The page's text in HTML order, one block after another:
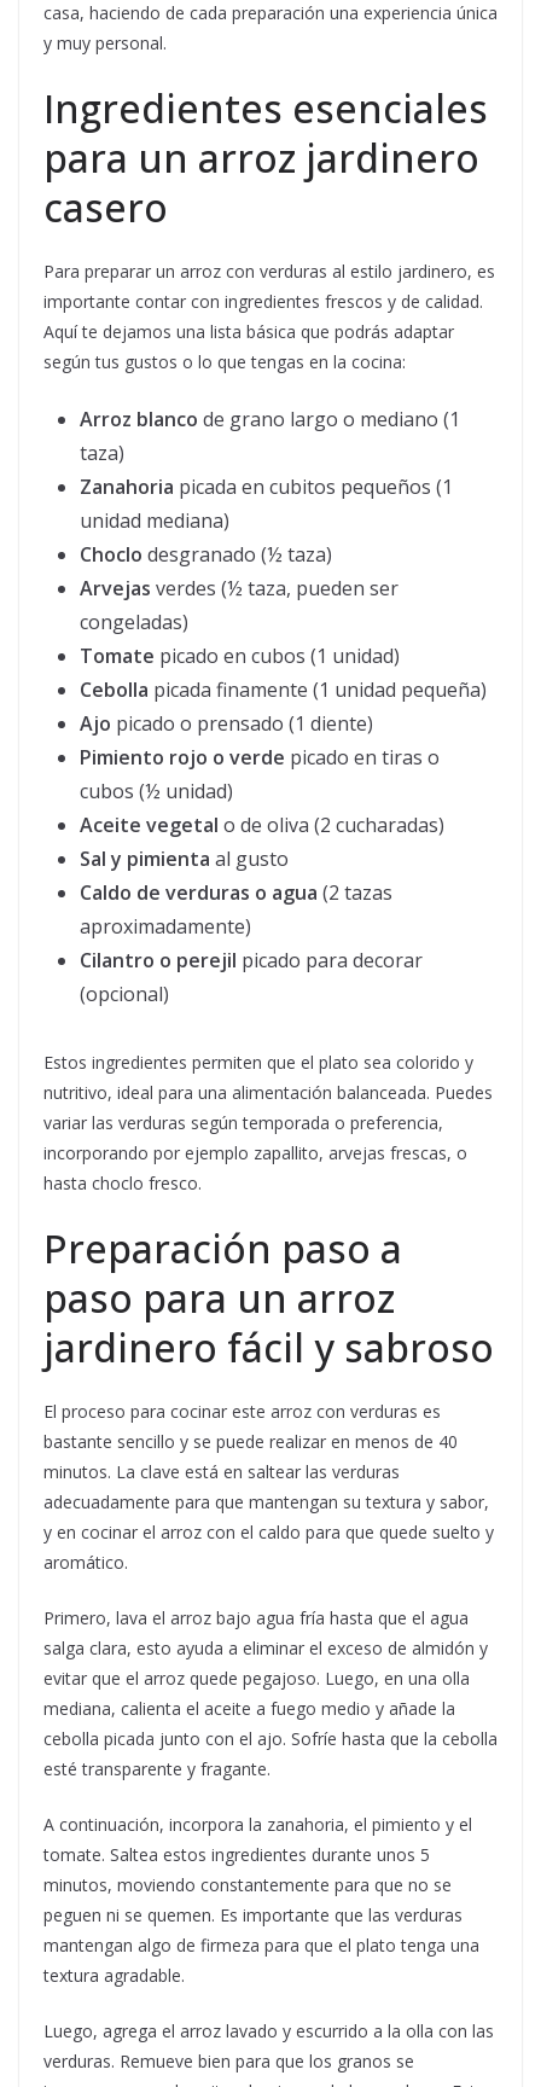
casa, haciendo de cada preparación una experiencia única
y muy personal.
Ingredientes esenciales
para un arroz jardinero
casero
Para preparar un arroz con verduras al estilo jardinero, es
importante contar con ingredientes frescos y de calidad.
Aquí te dejamos una lista básica que podrás adaptar
según tus gustos o lo que tengas en la cocina:
Arroz blanco de grano largo o mediano (1
taza)
Zanahoria picada en cubitos pequeños (1
unidad mediana)
Choclo desgranado (½ taza)
Arvejas verdes (½ taza, pueden ser
congeladas)
Tomate picado en cubos (1 unidad)
Cebolla picada finamente (1 unidad pequeña)
Ajo picado o prensado (1 diente)
Pimiento rojo o verde picado en tiras o
cubos (½ unidad)
Aceite vegetal o de oliva (2 cucharadas)
Sal y pimienta al gusto
Caldo de verduras o agua (2 tazas
aproximadamente)
Cilantro o perejil picado para decorar
(opcional)
Estos ingredientes permiten que el plato sea colorido y
nutritivo, ideal para una alimentación balanceada. Puedes
variar las verduras según temporada o preferencia,
incorporando por ejemplo zapallito, arvejas frescas, o
hasta choclo fresco.
Preparación paso a
paso para un arroz
jardinero fácil y sabroso
El proceso para cocinar este arroz con verduras es
bastante sencillo y se puede realizar en menos de 40
minutos. La clave está en saltear las verduras
adecuadamente para que mantengan su textura y sabor,
y en cocinar el arroz con el caldo para que quede suelto y
aromático.
Primero, lava el arroz bajo agua fría hasta que el agua
salga clara, esto ayuda a eliminar el exceso de almidón y
evitar que el arroz quede pegajoso. Luego, en una olla
mediana, calienta el aceite a fuego medio y añade la
cebolla picada junto con el ajo. Sofríe hasta que la cebolla
esté transparente y fragante.
A continuación, incorpora la zanahoria, el pimiento y el
tomate. Saltea estos ingredientes durante unos 5
minutos, moviendo constantemente para que no se
peguen ni se quemen. Es importante que las verduras
mantengan algo de firmeza para que el plato tenga una
textura agradable.
Luego, agrega el arroz lavado y escurrido a la olla con las
verduras. Remueve bien para que los granos se